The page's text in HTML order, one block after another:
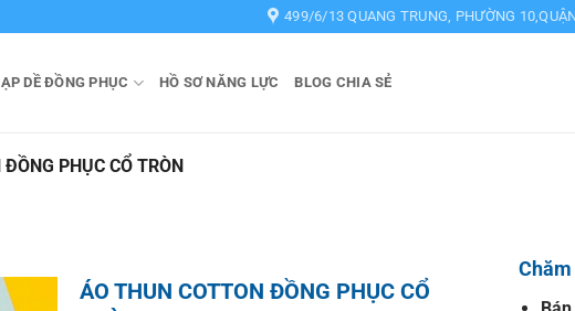
499/6/13 QUANG TRUNG, PHƯỜNG
DỀ ĐỒNG PHỤC HỒ SƠ NĂNG LỰC BLOG CHIA SẺ
PHỤC CỔ TRÒN
ÁO THUN COTTON ĐỒNG PHỤC CỔ